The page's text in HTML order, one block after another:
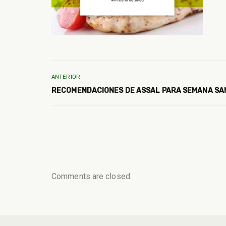
ANTERIOR
RECOMENDACIONES DE ASSAL PARA SEMANA
Comments are closed.